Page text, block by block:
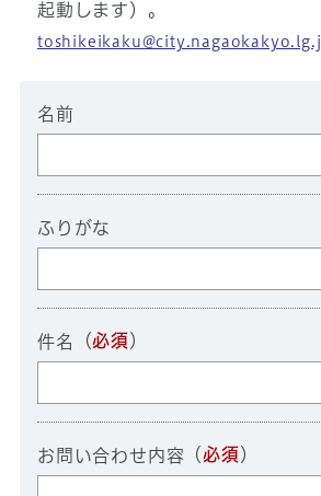
起動します）。
名前
ふりがな
件名 （必須 ）
お問い合わせ内容 （必須 ）